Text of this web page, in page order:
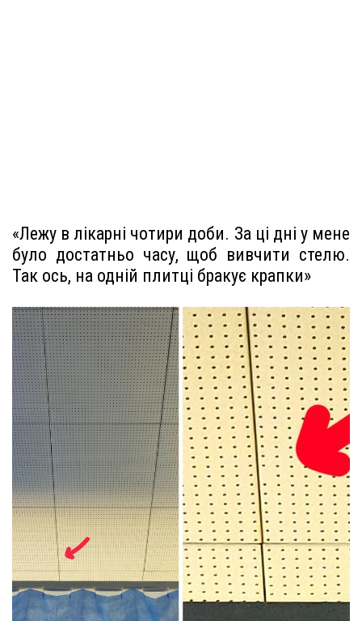
«Лежу в лікарні чотири доби. За ці дні у мене
було достатньо часу, щоб вивчити стелю.
Так ось, на одній плитці бракує крапки»